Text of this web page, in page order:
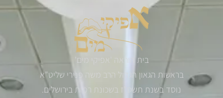
בית הוראה 'אפיקי מים'
בראשות הגאון הגדול הרב משה פנירי שליט"א
נוסד בשנת תשס"ז בשכונת רמות בירושלים.